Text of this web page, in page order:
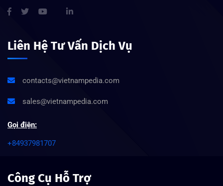
Liên Hệ Tư Vấn Dịch Vụ
contacts@vietnampedia.com
sales@vietnampedia.com
Gọi điện:
+84937981707
Công Cụ Hỗ Trợ